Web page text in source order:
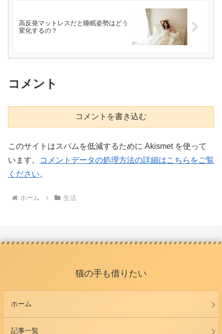
高反発マットレスだと睡眠姿勢はどう
変化するの？
コメント
コメントを書き込む
このサイトはスパムを低減するために Akismet を使って
います。
コメントデータの処理方法の詳細はこちらをご覧
ください。
ホーム 生活
猫の手も借りたい
ホーム
記事一覧